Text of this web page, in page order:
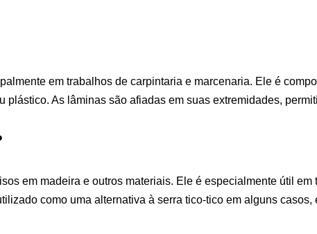
em trabalhos de carpintaria e marcenaria. Ele é
plástico. As lâminas são afiadas em suas extremidades,
em madeira e outros materiais. Ele é especialmente útil
como uma alternativa à serra tico-tico em alguns